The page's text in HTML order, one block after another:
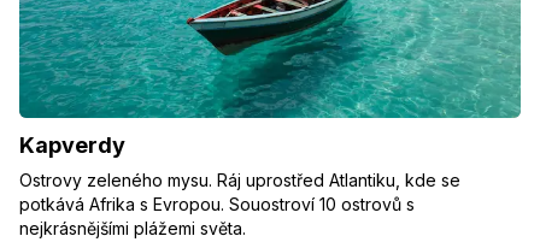
Kapverdy
Ostrovy zeleného mysu. Ráj uprostřed Atlantiku, kde se
potkává Afrika s Evropou. Souostroví 10 ostrovů s
nejkrásnějšími plážemi světa.